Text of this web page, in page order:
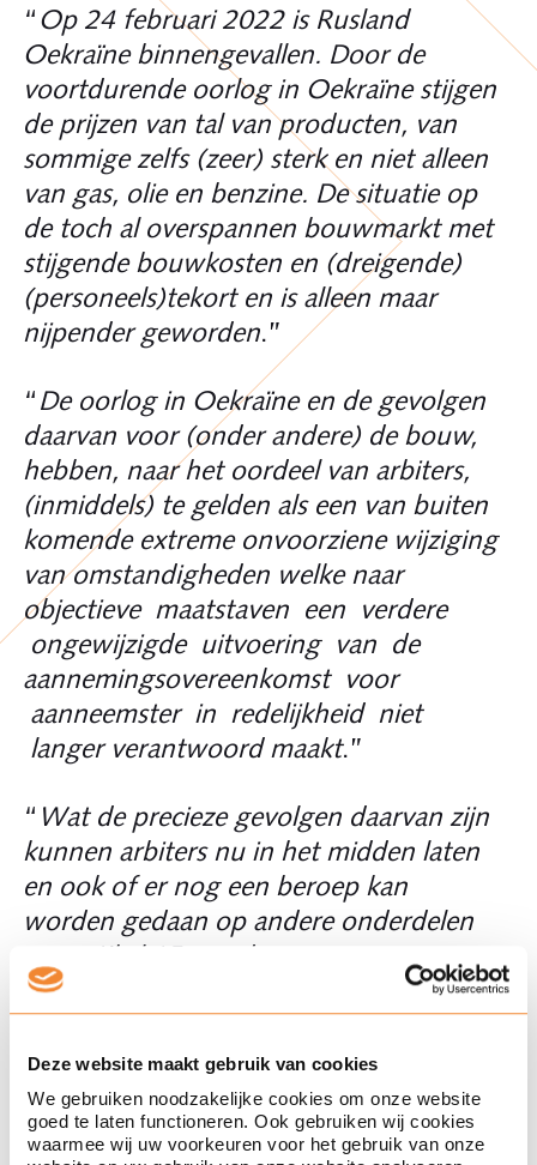
Deze website maakt gebruik van cookies
We gebruiken noodzakelijke cookies om onze website
goed te laten functioneren. Ook gebruiken wij cookies
waarmee wij uw voorkeuren voor het gebruik van onze
“Op 24 februari 2022 is Rusland
Oekraïne binnengevallen. Door de
voortdurende oorlog in Oekraïne stijgen
de prijzen van tal van producten, van
sommige zelfs (zeer) sterk en niet alleen
van gas, olie en benzine. De situatie op
de toch al overspannen bouwmarkt met
stijgende bouwkosten en (dreigende)
(personeels)tekort en is alleen maar
nijpender geworden.”
“De oorlog in Oekraïne en de gevolgen
daarvan voor (onder andere) de bouw,
hebben, naar het oordeel van arbiters,
(inmiddels) te gelden als een van buiten
komende extreme onvoorziene wijziging
van omstandigheden welke naar
objectieve maatstaven een verdere
ongewijzigde uitvoering van de
aannemingsovereenkomst voor
aanneemster in redelijkheid niet
langer verantwoord maakt.”
“ Wat de precieze gevolgen daarvan zijn
kunnen arbiters nu in het midden laten
en ook of er nog een beroep kan
worden gedaan op andere onderdelen
van artikel 15 van de
aannemingsovereenkomst. De huidige
situatie betekent in ieder geval dat
aanneemster (inmiddels) terecht een
beroep doet op artikel 15 lid 2 sub a. Dit
artikel ziet, naar het oordeel van arbiters,